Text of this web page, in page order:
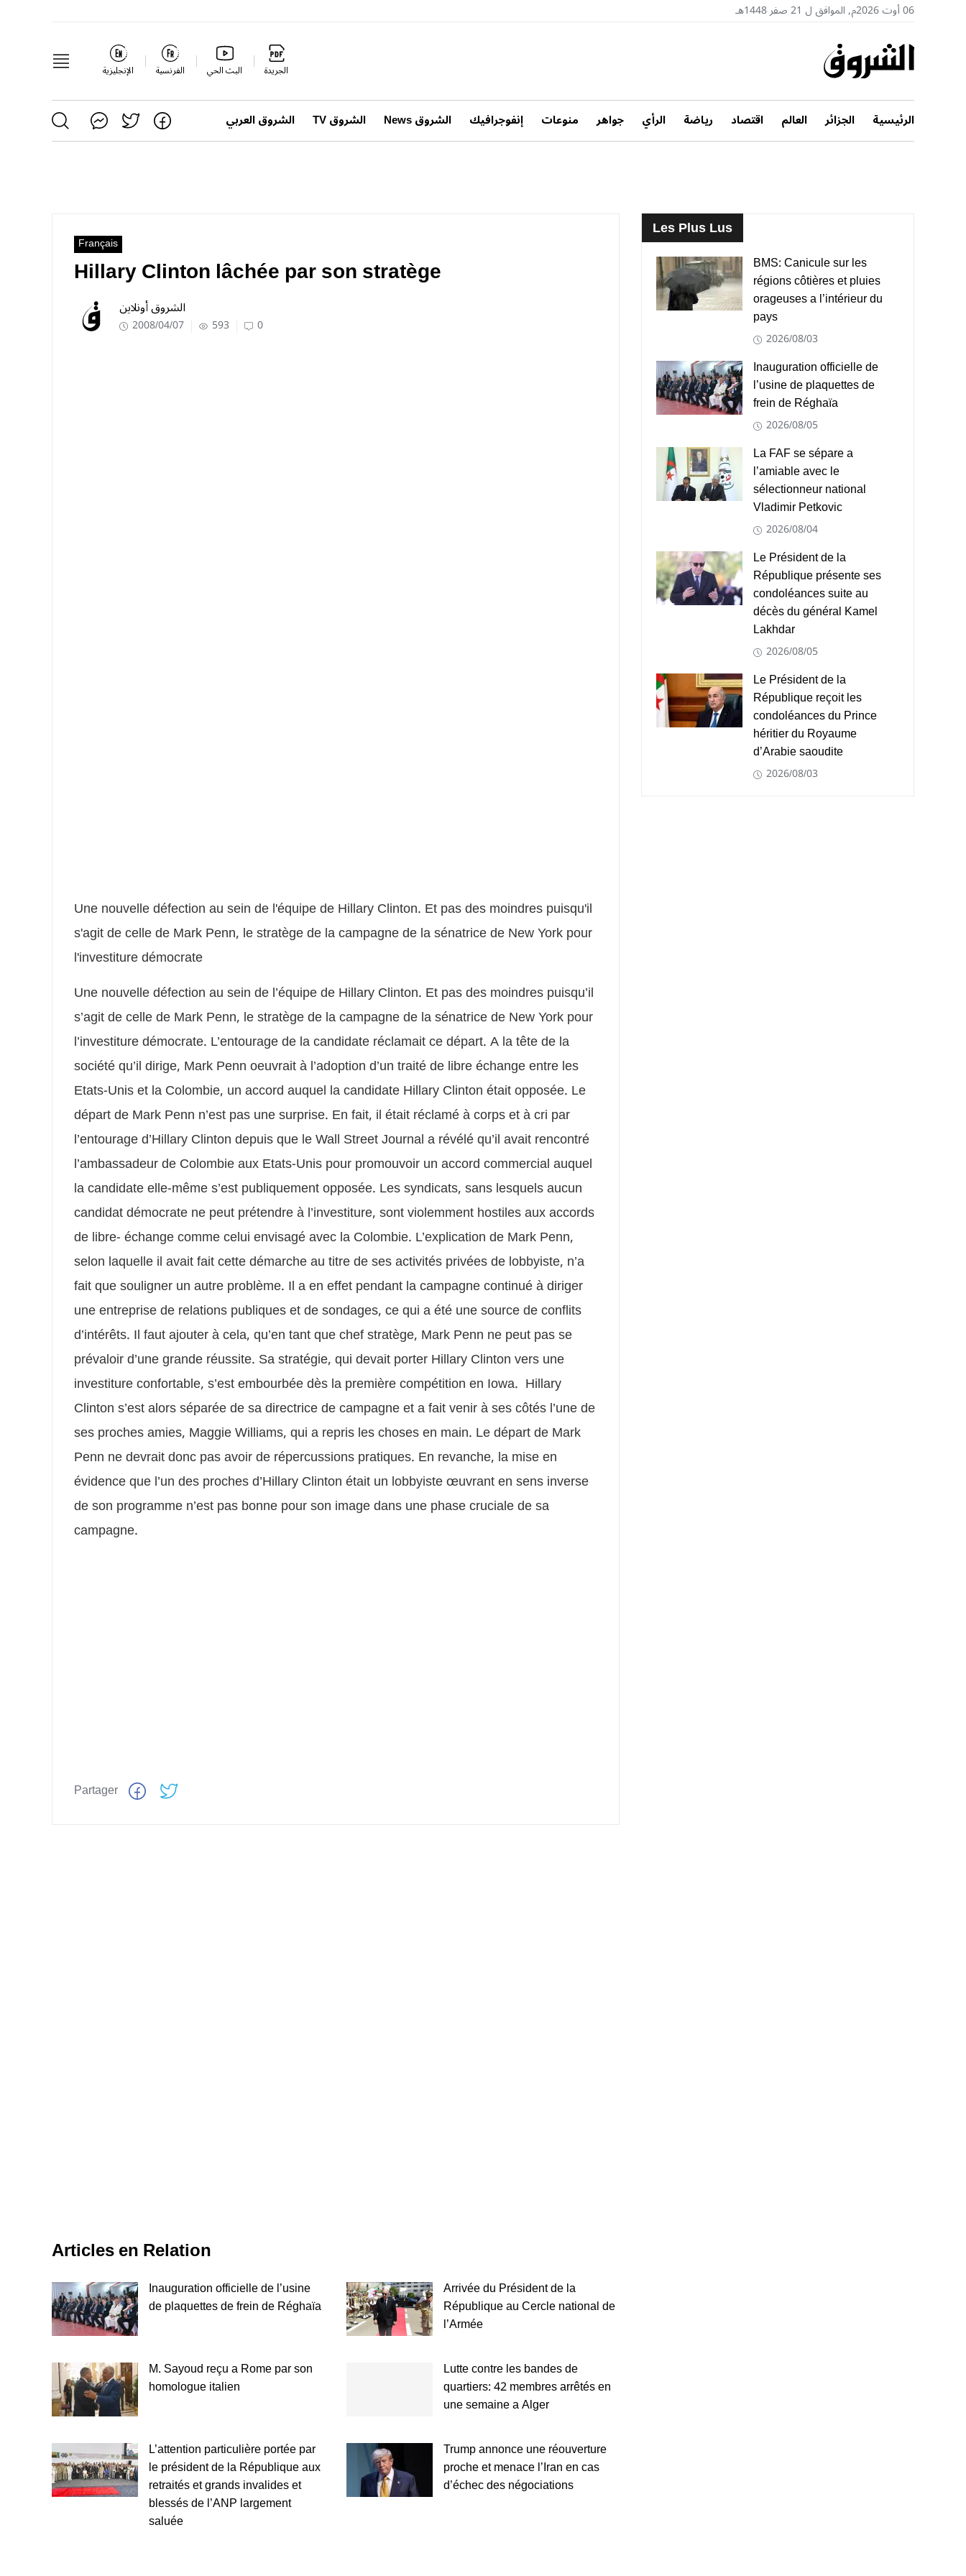
06 أوت 2026م, الموافق ل 21 صفر 1448هـ
الجريدة البث الحي الفرنسية الإنجليزية
الرئيسية الجزائر العالم اقتصاد رياضة الرأي جواهر منوعات إنفوجرافيك الشروق News الشروق TV الشروق العربي
Français
Hillary Clinton lâchée par son stratège
الشروق أونلاين
2008/04/07 593 0
Une nouvelle défection au sein de l'équipe de Hillary Clinton. Et pas des moindres puisqu'il
s'agit de celle de Mark Penn, le stratège de la campagne de la sénatrice de New York pour
l'investiture démocrate
Une nouvelle défection au sein de l’équipe de Hillary Clinton. Et pas des moindres puisqu’il
s’agit de celle de Mark Penn, le stratège de la campagne de la sénatrice de New York pour
l’investiture démocrate. L’entourage de la candidate réclamait ce départ. A la tête de la
société qu’il dirige, Mark Penn oeuvrait à l’adoption d’un traité de libre échange entre les
Etats-Unis et la Colombie, un accord auquel la candidate Hillary Clinton était opposée. Le
départ de Mark Penn n’est pas une surprise. En fait, il était réclamé à corps et à cri par
l’entourage d’Hillary Clinton depuis que le Wall Street Journal a révélé qu’il avait rencontré
l’ambassadeur de Colombie aux Etats-Unis pour promouvoir un accord commercial auquel
la candidate elle-même s’est publiquement opposée. Les syndicats, sans lesquels aucun
candidat démocrate ne peut prétendre à l’investiture, sont violemment hostiles aux accords
de libre- échange comme celui envisagé avec la Colombie. L’explication de Mark Penn,
selon laquelle il avait fait cette démarche au titre de ses activités privées de lobbyiste, n’a
fait que souligner un autre problème. Il a en effet pendant la campagne continué à diriger
une entreprise de relations publiques et de sondages, ce qui a été une source de conflits
d’intérêts. Il faut ajouter à cela, qu’en tant que chef stratège, Mark Penn ne peut pas se
prévaloir d’une grande réussite. Sa stratégie, qui devait porter Hillary Clinton vers une
investiture confortable, s’est embourbée dès la première compétition en Iowa. Hillary
Clinton s’est alors séparée de sa directrice de campagne et a fait venir à ses côtés l’une de
ses proches amies, Maggie Williams, qui a repris les choses en main. Le départ de Mark
Penn ne devrait donc pas avoir de répercussions pratiques. En revanche, la mise en
évidence que l’un des proches d’Hillary Clinton était un lobbyiste œuvrant en sens inverse
de son programme n’est pas bonne pour son image dans une phase cruciale de sa
campagne.
Partager
Articles en Relation
Inauguration officielle de l’usine
de plaquettes de frein de Réghaïa
Arrivée du Président de la
République au Cercle national de
l’Armée
M. Sayoud reçu a Rome par son
homologue italien
Lutte contre les bandes de
quartiers: 42 membres arrêtés en
une semaine a Alger
L’attention particulière portée par
le président de la République aux
retraités et grands invalides et
blessés de l’ANP largement
saluée
Trump annonce une réouverture
proche et menace l’Iran en cas
d’échec des négociations
Les Plus Lus
BMS: Canicule sur les
régions côtières et pluies
orageuses a l’intérieur du
pays
2026/08/03
Inauguration officielle de
l’usine de plaquettes de
frein de Réghaïa
2026/08/05
La FAF se sépare a
l’amiable avec le
sélectionneur national
Vladimir Petkovic
2026/08/04
Le Président de la
République présente ses
condoléances suite au
décès du général Kamel
Lakhdar
2026/08/05
Le Président de la
République reçoit les
condoléances du Prince
héritier du Royaume
d’Arabie saoudite
2026/08/03